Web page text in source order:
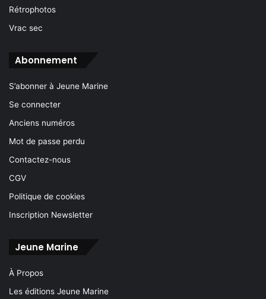
Rétrophotos
Vrac sec
Abonnement
S’abonner à Jeune Marine
Se connecter
Anciens numéros
Mot de passe perdu
Contactez-nous
CGV
Politique de cookies
Inscription Newsletter
Jeune Marine
À Propos
Les éditions Jeune Marine